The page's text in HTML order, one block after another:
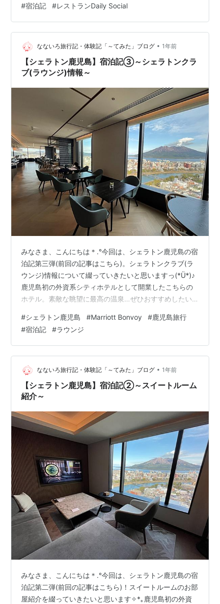
ではさっそく、Let's go～☆ １．レストラン"Daily
Social(デイリーソーシャル)" ２．朝食の様子 ３．ディナ
ータイムの様子 ４．お値段 ５．まとめ １．レストラ
ン"Daily Social(デイ…
#宿泊記 #レストランDaily Social
なないろ旅行記・体験記「～てみた」ブログ • 1年前
【シェラトン鹿児島】宿泊記③～シェラトンクラ
ブ(ラウンジ)情報～
みなさま、こんにちは＊.°今回は、シェラトン鹿児島の宿
泊記第三弾(前回の記事はこちら)。シェラトンクラブ(ラ
ウンジ)情報について綴っていきたいと思いますっ(*Ü*)♪
鹿児島初の外資系シティホテルとして開業したこちらの
ホテル。素敵な眺望に最高の温泉…ぜひおすすめしたい
さっそく、Let's go～☆ １．シェラトンクラブ基本情報
２．ラウンジの雰囲気 ３．オールデイスナックタイムの
様子 ４．イブニングカクテルタイムの様子 ５．カクテル
タイムの代替サービス ６．まとめ １．シェラトンクラブ
基本情報 Marriott Bonvoy系列のホテルには…
#シェラトン鹿児島 #Marriott Bonvoy #鹿児島旅行
#宿泊記 #ラウンジ
なないろ旅行記・体験記「～てみた」ブログ • 1年前
【シェラトン鹿児島】宿泊記②～スイートルーム
紹介～
みなさま、こんにちは＊.°今回は、シェラトン鹿児島の宿
泊記第二弾(前回の記事はこちら)！スイートルームのお部
屋紹介を綴っていきたいと思います✧*｡鹿児島初の外資